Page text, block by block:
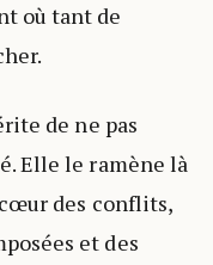
où tant de
de ne pas
Elle le ramène là
des conflits,
et des